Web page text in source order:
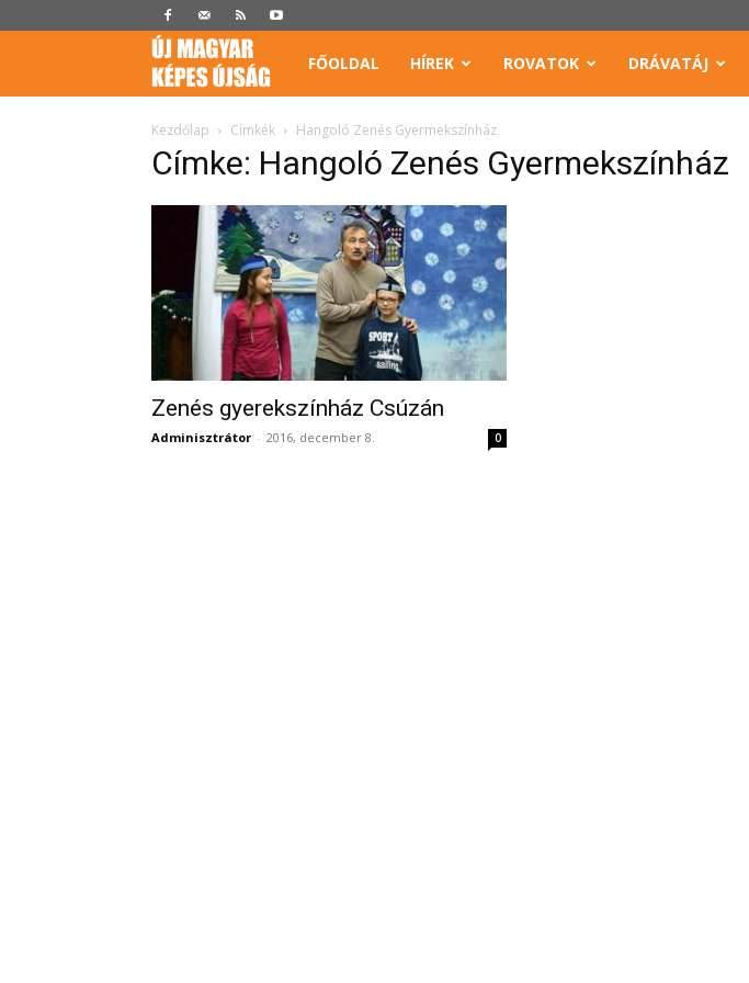
Képes
Újság
FŐOLDAL HÍREK ROVATOK DRÁVATÁJ
Kezdőlap Címkék Hangoló Zenés Gyermekszínház
Címke: Hangoló Zenés Gyermekszínház
Zenés gyerekszínház Csúzán
Adminisztrátor - 2016, december 8. 0